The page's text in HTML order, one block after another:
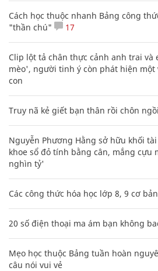
Cách học thuộc nhanh Bảng công
"thần chú"
17
Clip lột tả chân thực cảnh anh trai và
mèo', người tinh ý còn phát hiện một
con
Truy nã kẻ giết bạn thân rồi chôn
Nguyễn Phương Hằng sở hữu khối
khoe sổ đỏ tính bằng cân, mắng cựu
nghìn tỷ'
Các công thức hóa học lớp 8, 9 cơ
20 số điện thoại ma ám bạn không
Mẹo học thuộc Bảng tuần hoàn
câu nói vui vẻ